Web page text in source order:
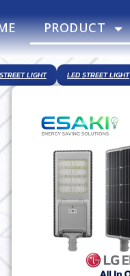
PRODUCT
LIGHT LED STREET LIGHT